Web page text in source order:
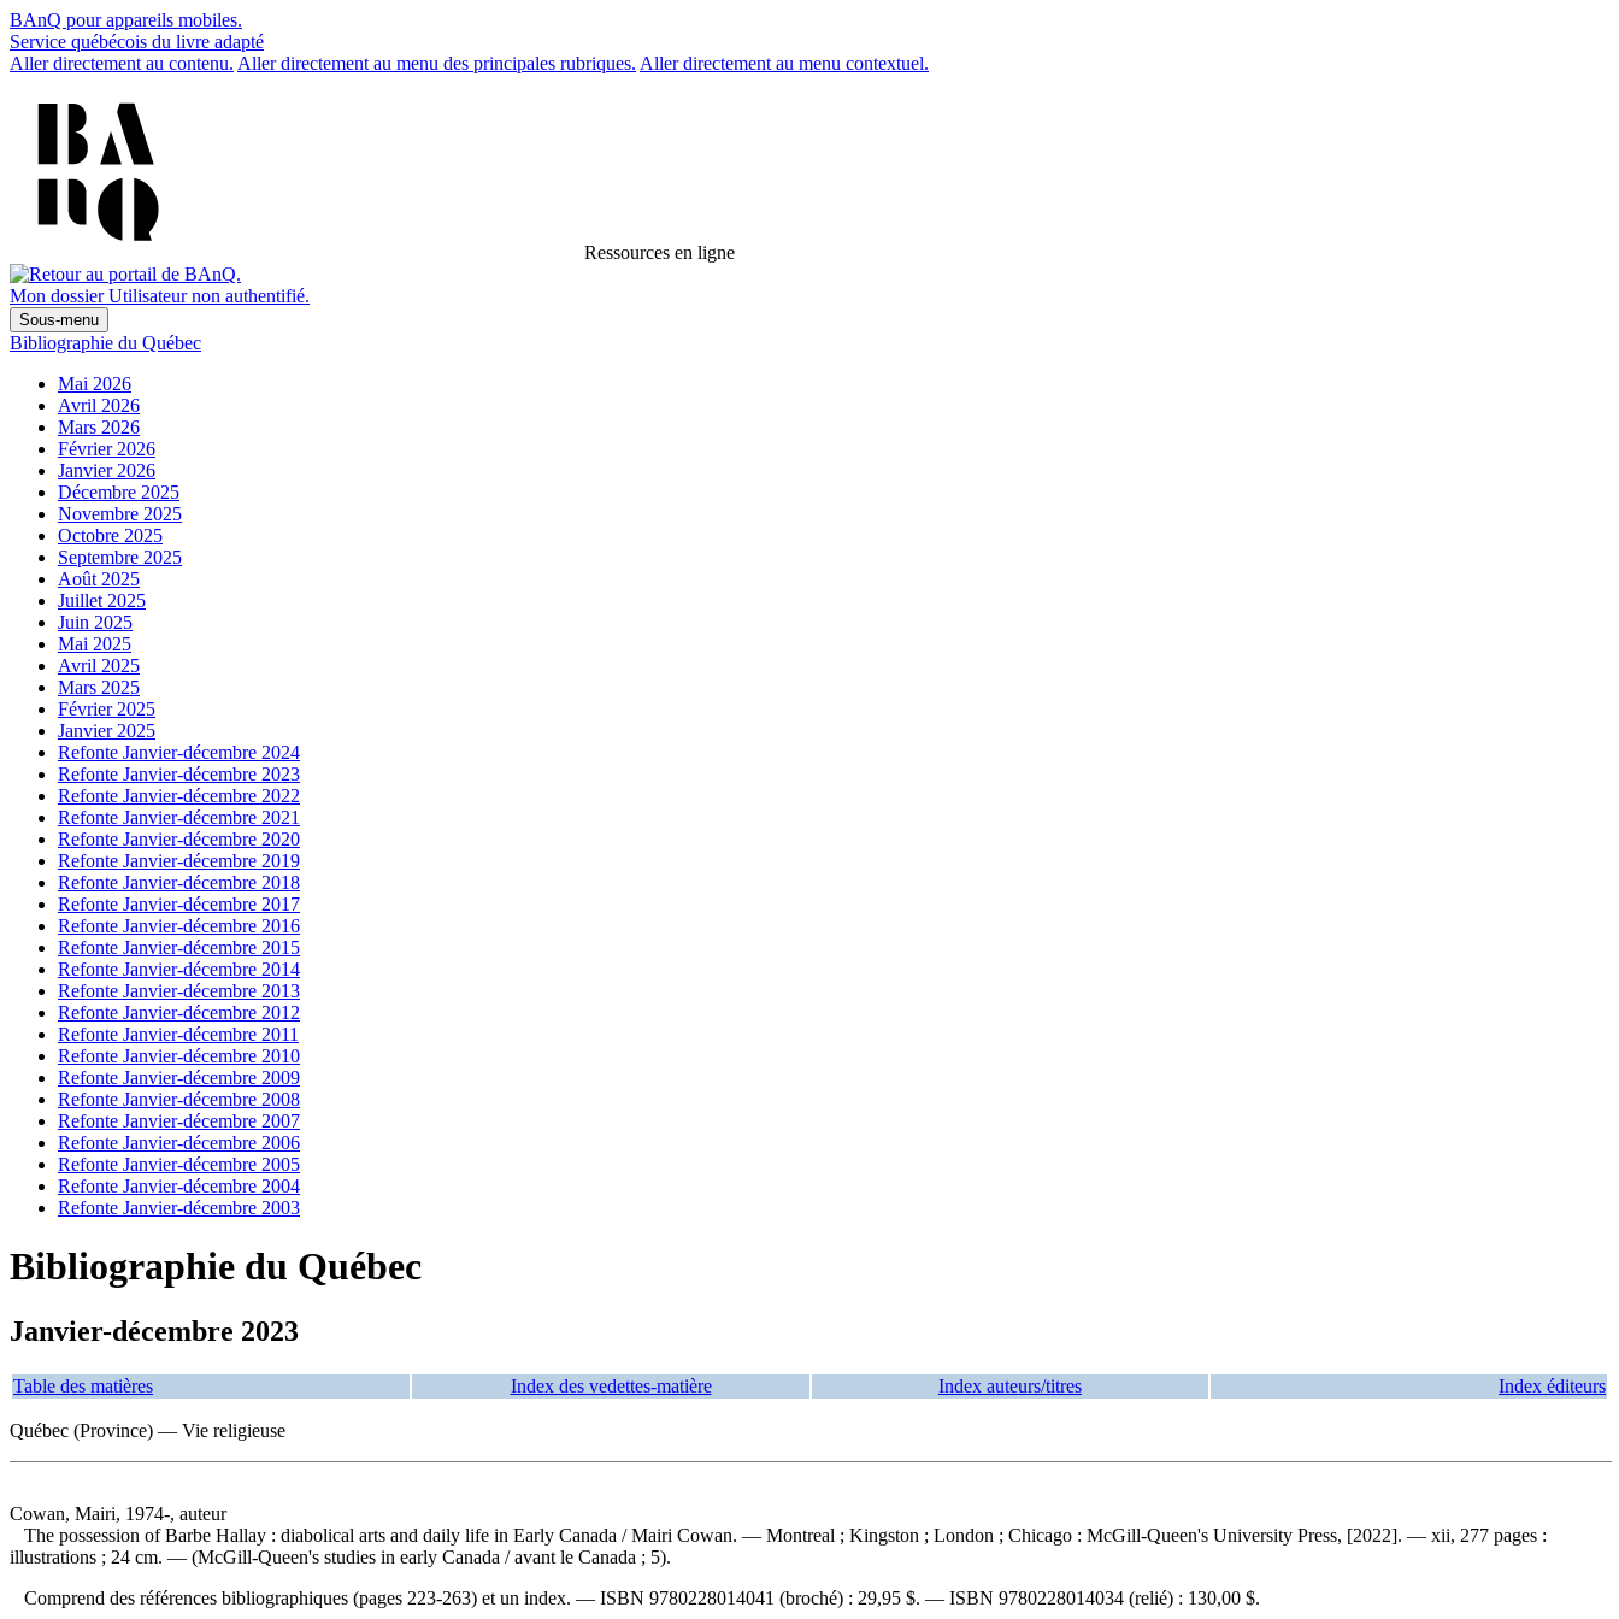
BAnQ pour appareils mobiles.
Service québécois du livre adapté
Aller directement au contenu. Aller directement au menu des principales rubriques. Aller directement au menu contextuel.
Ressources en ligne
Mon dossier Utilisateur non authentifié.
Sous-menu
Bibliographie du Québec
Mai 2026
Avril 2026
Mars 2026
Février 2026
Janvier 2026
Décembre 2025
Novembre 2025
Octobre 2025
Septembre 2025
Août 2025
Juillet 2025
Juin 2025
Mai 2025
Avril 2025
Mars 2025
Février 2025
Janvier 2025
Refonte Janvier-décembre 2024
Refonte Janvier-décembre 2023
Refonte Janvier-décembre 2022
Refonte Janvier-décembre 2021
Refonte Janvier-décembre 2020
Refonte Janvier-décembre 2019
Refonte Janvier-décembre 2018
Refonte Janvier-décembre 2017
Refonte Janvier-décembre 2016
Refonte Janvier-décembre 2015
Refonte Janvier-décembre 2014
Refonte Janvier-décembre 2013
Refonte Janvier-décembre 2012
Refonte Janvier-décembre 2011
Refonte Janvier-décembre 2010
Refonte Janvier-décembre 2009
Refonte Janvier-décembre 2008
Refonte Janvier-décembre 2007
Refonte Janvier-décembre 2006
Refonte Janvier-décembre 2005
Refonte Janvier-décembre 2004
Refonte Janvier-décembre 2003
Bibliographie du Québec
Janvier-décembre 2023
Table des matières Index des vedettes-matière Index auteurs/titres Index éditeurs
Québec (Province) — Vie religieuse
Cowan, Mairi, 1974-, auteur
The possession of Barbe Hallay : diabolical arts and daily life in Early Canada / Mairi Cowan. — Montreal ; Kingston ; London ; Chicago : McGill-Queen's University Press, [2022]. — xii, 277 pages :
illustrations ; 24 cm. — (McGill-Queen's studies in early Canada / avant le Canada ; 5).
Comprend des références bibliographiques (pages 223-263) et un index. — ISBN 9780228014041 (broché) : 29,95 $. — ISBN 9780228014034 (relié) : 130,00 $.